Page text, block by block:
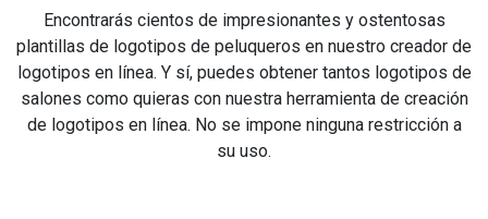
Encontrarás cientos de impresionantes y ostentosas
plantillas de logotipos de peluqueros en nuestro creador de
logotipos en línea. Y sí, puedes obtener tantos logotipos de
salones como quieras con nuestra herramienta de creación
de logotipos en línea. No se impone ninguna restricción a
su uso.